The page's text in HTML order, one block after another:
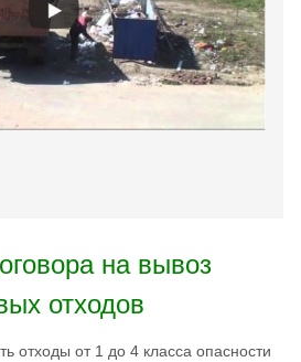
на вывоз
отходов
отходы от 1 до 4 класса опасности